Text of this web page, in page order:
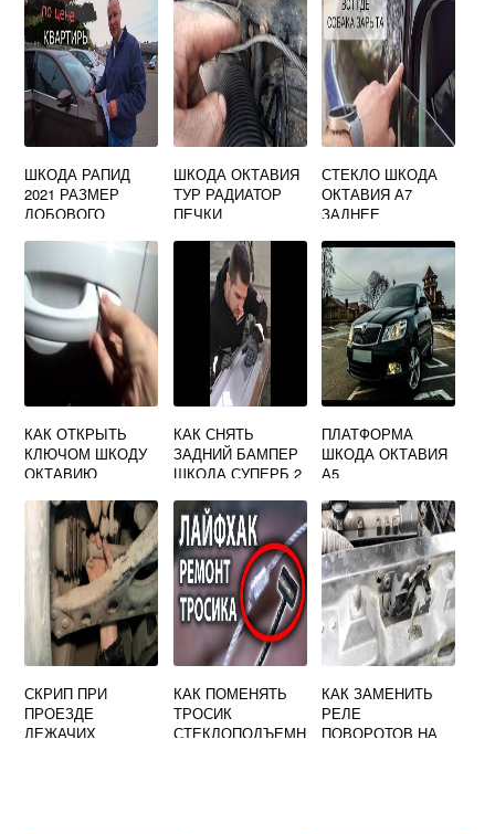
ШКОДА РАПИД
2021 РАЗМЕР
ЛОБОВОГО
ШКОДА ОКТАВИЯ
ТУР РАДИАТОР
ПЕЧКИ
СТЕКЛО ШКОДА
ОКТАВИЯ А7
ЗАДНЕЕ
КАК ОТКРЫТЬ
КЛЮЧОМ ШКОДУ
ОКТАВИЮ
КАК СНЯТЬ
ЗАДНИЙ БАМПЕР
ШКОДА СУПЕРБ 2
ПЛАТФОРМА
ШКОДА ОКТАВИЯ
А5
СКРИП ПРИ
ПРОЕЗДЕ
ЛЕЖАЧИХ
КАК ПОМЕНЯТЬ
ТРОСИК
СТЕКЛОПОДЪЕМН
КАК ЗАМЕНИТЬ
РЕЛЕ
ПОВОРОТОВ НА